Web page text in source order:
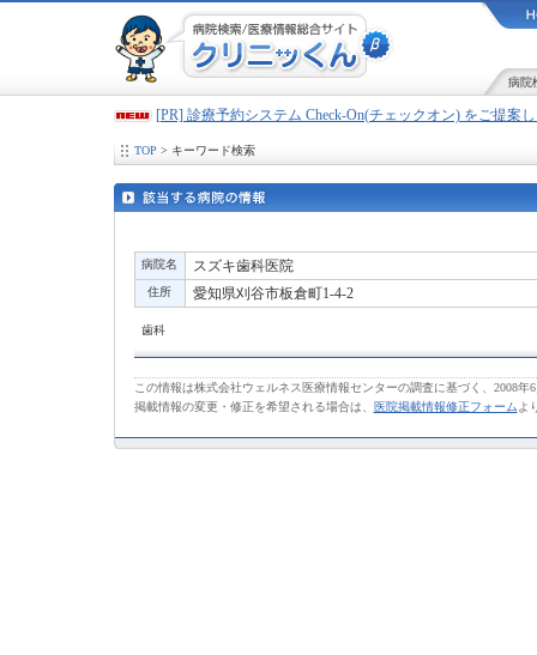
病院
[PR] 診療予約システム Check-On(チェックオン) をご提案
TOP > キーワード検索
病院名 スズキ歯科医院
住所 愛知県刈谷市板倉町1-4-2
歯科
この情報は株式会社ウェルネス医療情報センターの調査に基づく、2008年
掲載情報の変更・修正を希望される場合は、
医院掲載情報修正フォーム よ